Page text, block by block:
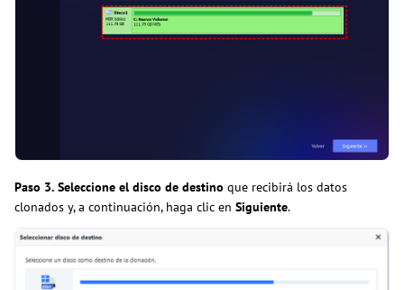
Paso 3. Seleccione el disco de destino que recibirá los datos
clonados y, a continuación, haga clic en Siguiente.